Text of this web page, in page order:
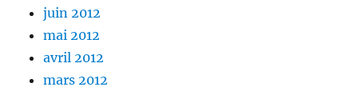
juin 2012
mai 2012
avril 2012
mars 2012